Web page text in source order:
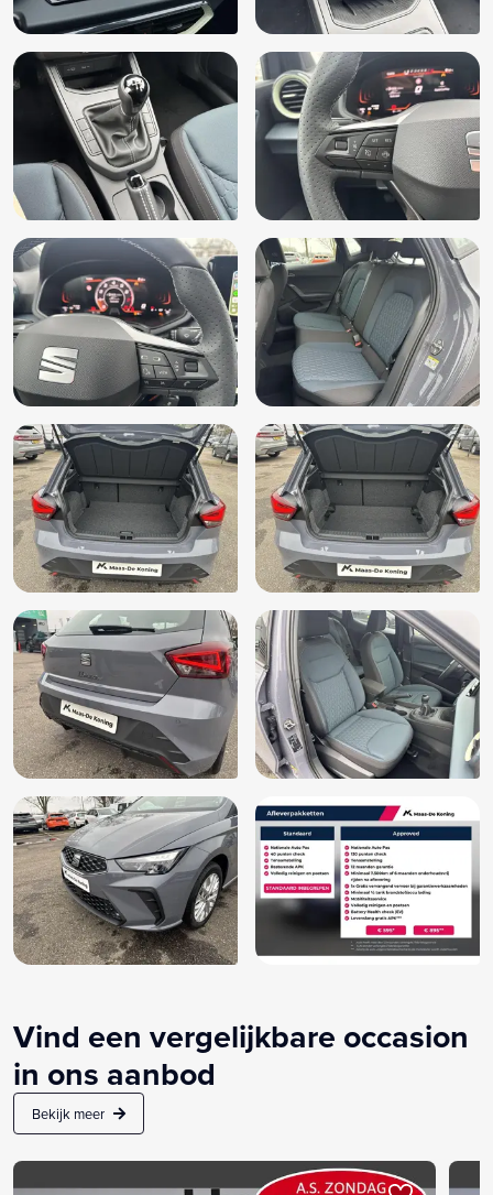
Vind een vergelijkbare occasion
in ons aanbod
Bekijk meer